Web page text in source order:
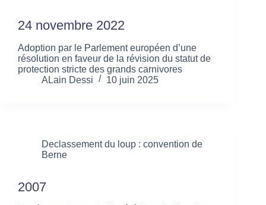
24 novembre 2022
Adoption par le Parlement européen d’une
résolution en faveur de la révision du statut de
protection stricte des grands carnivores
ALain Dessi
10 juin 2025
Declassement du loup : convention de
Berne
2007